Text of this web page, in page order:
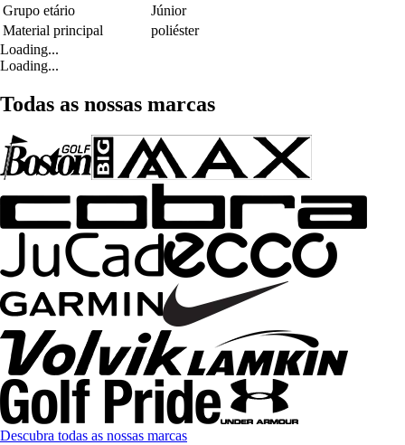
Grupo etário
Júnior
Material principal
poliéster
Loading...
Loading...
Todas as nossas marcas
Descubra todas as nossas marcas